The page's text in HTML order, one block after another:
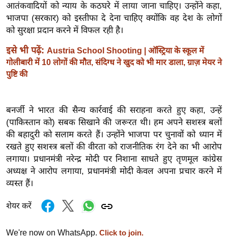
इं
डि
या
सा
हि
त्य
त
ऑ
टो
व
र्ल्ड
न्यू
आतंकवादियों को न्याय के कठघरे में लाया जाना चाहिए। उन्होंने कहा,
भाजपा (सरकार) को इस्तीफा दे देना चाहिए क्योंकि वह देश के लोगों
को सुरक्षा प्रदान करने में विफल रही है।
इसे भी पढ़ें: Austria School Shooting | ऑस्ट्रिया के स्कूल में
गोलीबारी में 10 लोगों की मौत, संदिग्ध ने खुद को भी मार डाला, ग्राज़ मेयर ने
पुष्टि की
बनर्जी ने भारत की सैन्य कार्रवाई की सराहना करते हुए कहा, उन्हें
(पाकिस्तान को) सबक सिखाने की जरूरत थी। हम अपने सशस्त्र बलों
की बहादुरी को सलाम करते हैं। उन्होंने भाजपा पर चुनावों को ध्यान में
रखते हुए सशस्त्र बलों की वीरता को राजनीतिक रंग देने का भी आरोप
लगाया। प्रधानमंत्री नरेन्द्र मोदी पर निशाना साधते हुए तृणमूल कांग्रेस
अध्यक्ष ने आरोप लगाया, प्रधानमंत्री मोदी केवल अपना प्रचार करने में
व्यस्त हैं।
शेयर करें
We're now on WhatsApp. Click to join.